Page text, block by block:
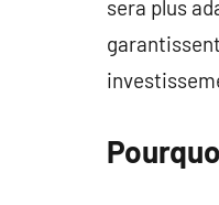
sera plus